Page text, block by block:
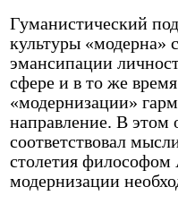
Гуманистический
культуры «модерна»
эмансипации
сфере и в то же
«модернизации»
направление. В
соответствовал
столетия
модернизации